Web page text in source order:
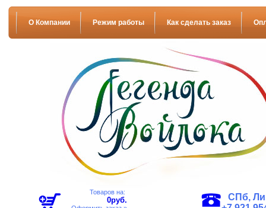
СПб,
О Компании Режим работы Как сделать заказ
Товаров на:
0руб.